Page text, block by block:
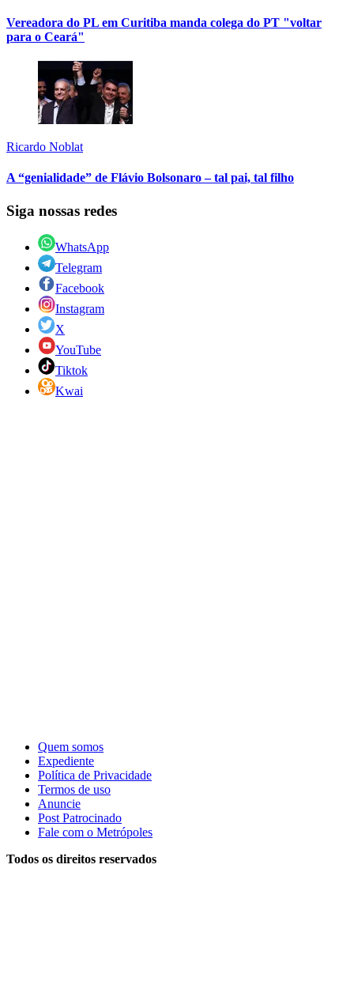
Vereadora do PL em Curitiba manda colega do PT "voltar
para o Ceará"
Ricardo Noblat
A “genialidade” de Flávio Bolsonaro – tal pai, tal filho
Siga nossas redes
WhatsApp
Telegram
Facebook
Instagram
X
YouTube
Tiktok
Kwai
Quem somos
Expediente
Política de Privacidade
Termos de uso
Anuncie
Post Patrocinado
Fale com o Metrópoles
Todos os direitos reservados